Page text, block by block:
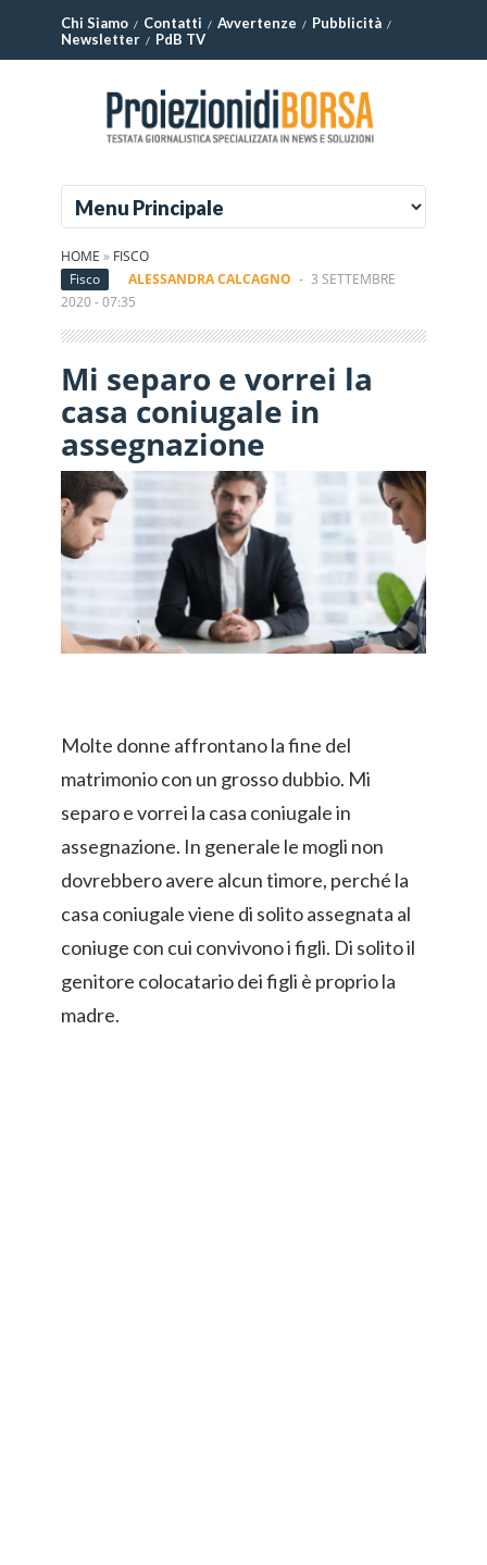
Chi Siamo Contatti Avvertenze
Pubblicità
Newsletter
PdB TV
HOME » FISCO
Fisco
ALESSANDRA CALCAGNO - 3 SETTEMBRE
2020 - 07:35
Mi separo e vorrei la
casa coniugale in
assegnazione
Molte donne affrontano la fine del
matrimonio con un grosso dubbio. Mi
separo e vorrei la casa coniugale in
assegnazione. In generale le mogli non
dovrebbero avere alcun timore, perché la
casa coniugale viene di solito assegnata al
coniuge con cui convivono i figli. Di solito il
genitore colocatario dei figli è proprio la
madre.